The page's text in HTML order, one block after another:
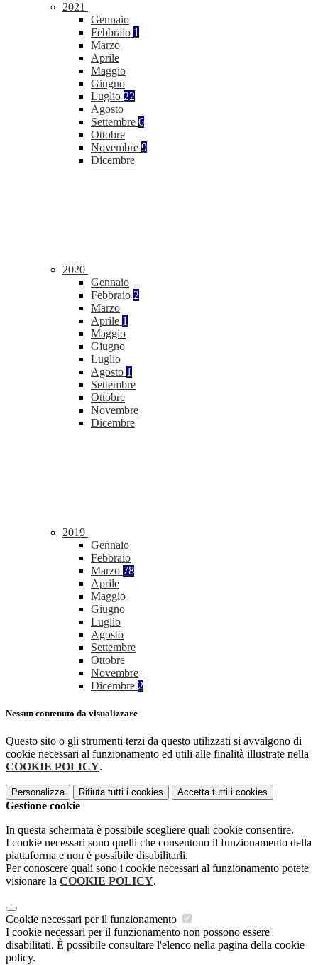
2021
Gennaio
Febbraio 1
Marzo
Aprile
Maggio
Giugno
Luglio 22
Agosto
Settembre 6
Ottobre
Novembre 9
Dicembre
2020
Gennaio
Febbraio 2
Marzo
Aprile 1
Maggio
Giugno
Luglio
Agosto 1
Settembre
Ottobre
Novembre
Dicembre
2019
Gennaio
Febbraio
Marzo 78
Aprile
Maggio
Giugno
Luglio
Agosto
Settembre
Ottobre
Novembre
Dicembre 2
Nessun contenuto da visualizzare
Questo sito o gli strumenti terzi da questo utilizzati si avvalgono di
cookie necessari al funzionamento ed utili alle finalità illustrate nella
COOKIE POLICY.
Personalizza Rifiuta tutti i cookies Accetta tutti i cookies
Gestione cookie
In questa schermata è possibile scegliere quali cookie consentire.
I cookie necessari sono quelli che consentono il funzionamento della
piattaforma e non è possibile disabilitarli.
Per conoscere quali sono i cookie necessari al funzionamento potete
visionare la COOKIE POLICY.
Cookie necessari per il funzionamento
I cookie necessari per il funzionamento non possono essere
disabilitati. È possibile consultare l'elenco nella pagina della cookie
policy.